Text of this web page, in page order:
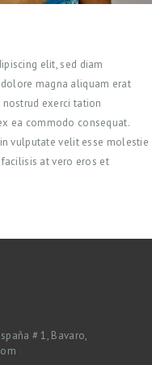
elit, sed diam
magna aliquam erat
exerci tation
ea commodo consequat.
vulputate velit esse molestie
at vero eros et
# 1, Bavaro,